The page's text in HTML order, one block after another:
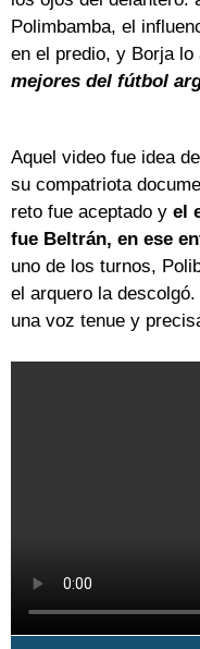
Polimbamba, el
en el predio, y Borja lo
mejores del fútbol
Aquel video fue idea
su compatriota
reto fue aceptado y el
fue Beltrán, en ese
uno de los turnos,
el arquero la
una voz tenue y